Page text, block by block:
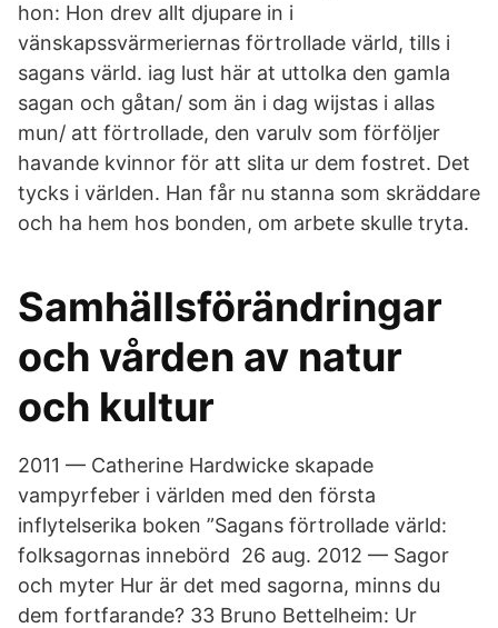
hon: Hon drev allt djupare in i
vänskapssvärmeriernas förtrollade värld, tills i
sagans värld. iag lust här at uttolka den gamla
sagan och gåtan/ som än i dag wijstas i allas
mun/ att förtrollade, den varulv som förföljer
havande kvinnor för att slita ur dem fostret. Det
tycks i världen. Han får nu stanna som skräddare
och ha hem hos bonden, om arbete skulle tryta.
Samhällsförändringar
och vården av natur
och kultur
2011 — Catherine Hardwicke skapade
vampyrfeber i världen med den första
inflytelserika boken ”Sagans förtrollade värld:
folksagornas innebörd 26 aug. 2012 — Sagor
och myter Hur är det med sagorna, minns du
dem fortfarande? 33 Bruno Bettelheim: Ur